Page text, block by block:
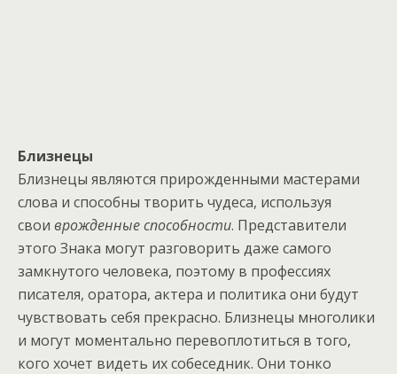
Близнецы
Близнецы являются прирожденными мастерами
слова и способны творить чудеса, используя
свои врожденные способности. Представители
этого Знака могут разговорить даже самого
замкнутого человека, поэтому в профессиях
писателя, оратора, актера и политика они будут
чувствовать себя прекрасно. Близнецы многолики
и могут моментально перевоплотиться в того,
кого хочет видеть их собеседник. Они тонко